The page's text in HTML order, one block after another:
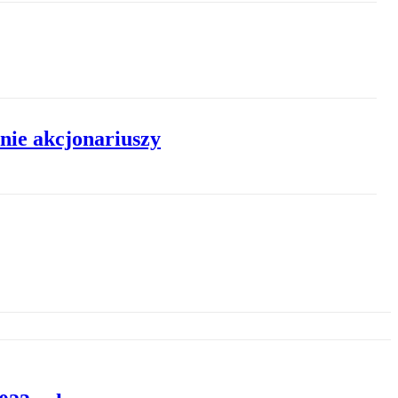
akcjonariuszy